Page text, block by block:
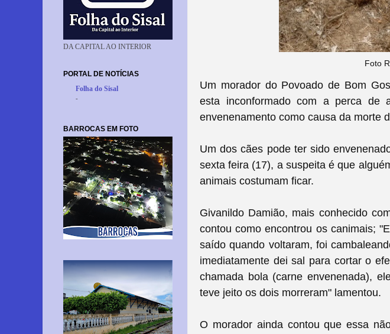
Foto
Um morador do Povoado de Bom
esta inconformado com a perca de
envenenamento como causa da morte
Um dos cães pode ter sido
sexta feira (17), a suspeita é que
animais costumam ficar.
Givanildo Damião, mais conhecido
contou como encontrou os canimais;
saído quando voltaram, foi
imediatamente dei sal para cortar o
chamada bola (carne envenenada),
teve jeito os dois morreram" lamentou.
O morador ainda contou que essa
DA CAPITAL AO INTERIOR
PORTAL DE NOTÍCIAS
Folha do Sisal
-
BARROCAS EM FOTO